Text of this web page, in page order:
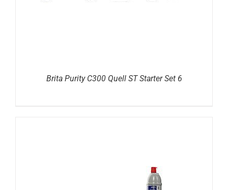
Brita Purity C300 Quell ST Starter Set 6